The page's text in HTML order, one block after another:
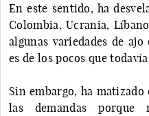
En este sentido, ha
Colombia, Ucrania,
algunas variedades de
es de los pocos que
Sin embargo, ha
las demandas